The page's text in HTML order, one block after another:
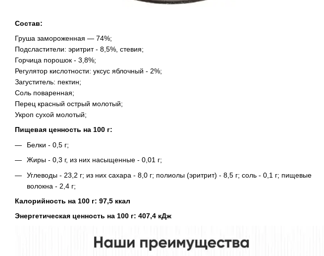
Состав:
Груша замороженная — 74%;
Подсластители: эритрит - 8,5%, стевия;
Горчица порошок - 3,8%;
Регулятор кислотности: уксус яблочный - 2%;
Загуститель: пектин;
Соль поваренная;
Перец красный острый молотый;
Укроп сухой молотый;
Пищевая ценность на 100 г:
Белки - 0,5 г;
Жиры - 0,3 г, из них насыщенные - 0,01 г;
Углеводы - 23,2 г; из них сахара - 8,0 г; полиолы (эритрит) - 8,5 г; соль - 0,1 г; пищевые
волокна - 2,4 г;
Калорийность на 100 г: 97,5 ккал
Энергетическая ценность на 100 г: 407,4 кДж